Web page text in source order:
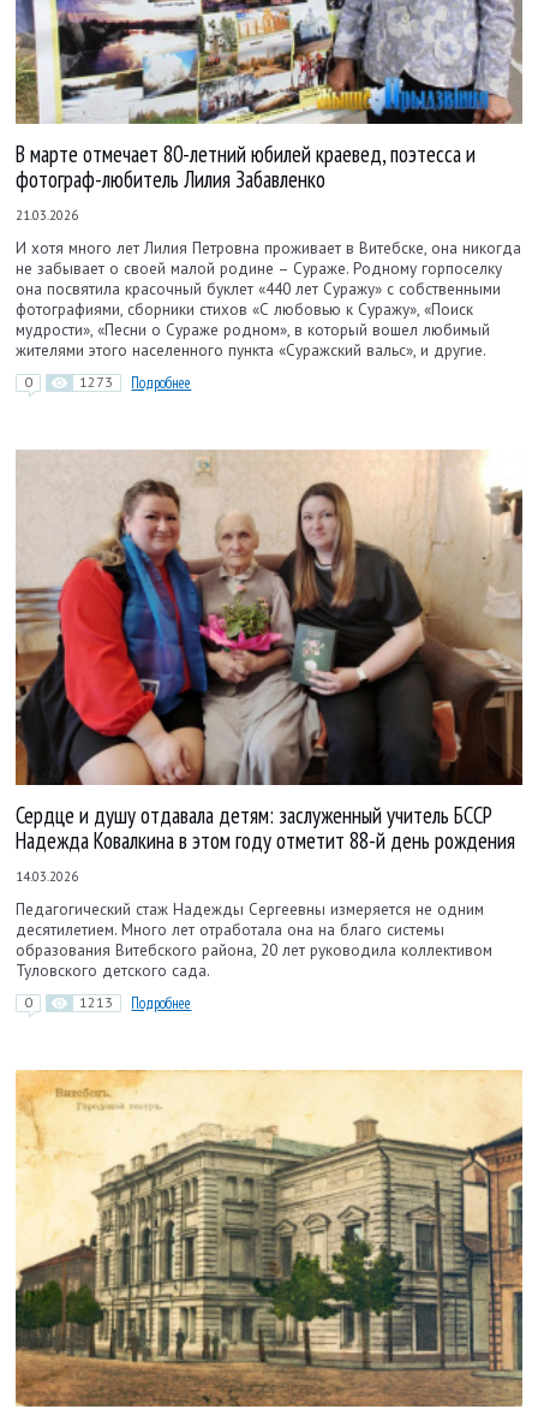
В марте отмечает 80-летний юбилей краевед, поэтесса и
фотограф-любитель Лилия Забавленко
21.03.2026
И хотя много лет Лилия Петровна проживает в Витебске, она никогда
не забывает о своей малой родине – Сураже. Родному горпоселку
она посвятила красочный буклет «440 лет Суражу» с собственными
фотографиями, сборники стихов «С любовью к Суражу», «Поиск
мудрости», «Песни о Сураже родном», в который вошел любимый
жителями этого населенного пункта «Суражский вальс», и другие.
0 1273 Подробнее
Сердце и душу отдавала детям: заслуженный учитель БССР
Надежда Ковалкина в этом году отметит 88-й день рождения
14.03.2026
Педагогический стаж Надежды Сергеевны измеряется не одним
десятилетием. Много лет отработала она на благо системы
образования Витебского района, 20 лет руководила коллективом
Туловского детского сада.
0 1213 Подробнее